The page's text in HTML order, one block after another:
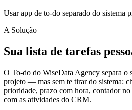
Usar app de to-do separado do sistema
A Solução
Sua lista de tarefas
O To-do do WiseData Agency separa o
projeto — mas sem te tirar do sistema:
prioridade, prazo com hora, contador
com as atividades do CRM.